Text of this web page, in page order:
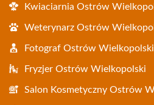
Kwiaciarnia Ostrów
Weterynarz Ostrów
Fotograf Ostrów Wielkopolski
Fryzjer Ostrów Wielkopolski
Salon Kosmetyczny Ostrów